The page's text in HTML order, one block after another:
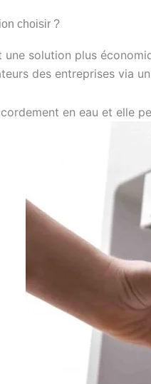
choisir ?
une solution plus
des entreprises via un
en eau et elle